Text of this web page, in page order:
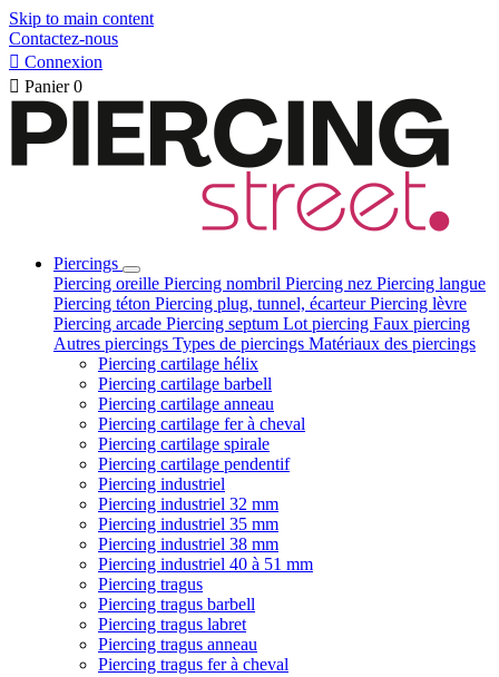
Skip to main content
Contactez-nous
 Connexion
 Panier 0
Piercings
Piercing oreille Piercing nombril Piercing nez Piercing langue
Piercing téton Piercing plug, tunnel, écarteurPiercing lèvre
Piercing arcade Piercing septum Lot piercing Faux piercing
Autres piercings Types de piercings Matériaux des piercings
Piercing cartilage hélix
Piercing cartilage barbell
Piercing cartilage anneau
Piercing cartilage fer à cheval
Piercing cartilage spirale
Piercing cartilage pendentif
Piercing industriel
Piercing industriel 32 mm
Piercing industriel 35 mm
Piercing industriel 38 mm
Piercing industriel 40 à 51 mm
Piercing tragus
Piercing tragus barbell
Piercing tragus labret
Piercing tragus anneau
Piercing tragus fer à cheval